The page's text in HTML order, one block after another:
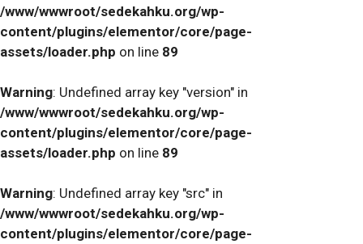
/www/wwwroot/sedekahku.org/wp-
content/plugins/elementor/core/page-
assets/loader.php on line 89
Warning: Undefined array key "version" in
/www/wwwroot/sedekahku.org/wp-
content/plugins/elementor/core/page-
assets/loader.php on line 89
Warning: Undefined array key "src" in
/www/wwwroot/sedekahku.org/wp-
content/plugins/elementor/core/page-